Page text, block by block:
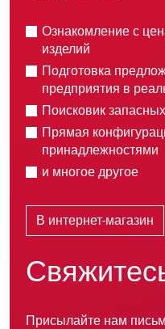
Ознакомление с
изделий
Подготовка
предприятия в
Поисковик
Прямая
принадлежностями
и многое другое
В интернет-магазин
Присылайте нам